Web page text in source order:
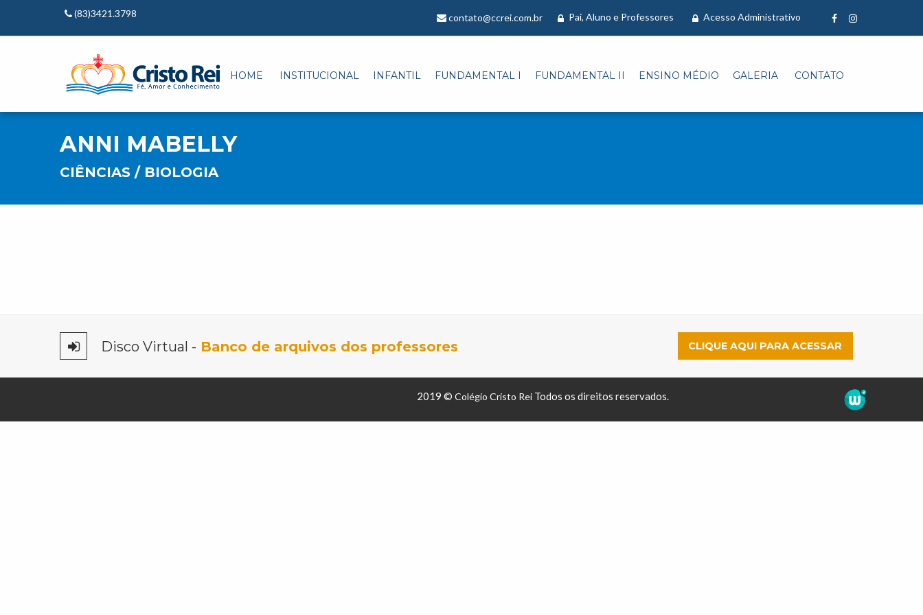
(83)3421.3798 contato@ccrei.com.br Pai, Aluno e Professores Acesso Administrativo
HOME INSTITUCIONAL INFANTIL FUNDAMENTAL I FUNDAMENTAL II ENSINO MÉDIO GALERIA CONTATO
ANNI MABELLY
CIÊNCIAS / BIOLOGIA
Disco Virtual - Banco de arquivos dos professores CLIQUE AQUI PARA ACESSAR
2019 © Colégio Cristo Rei Todos os direitos reservados.